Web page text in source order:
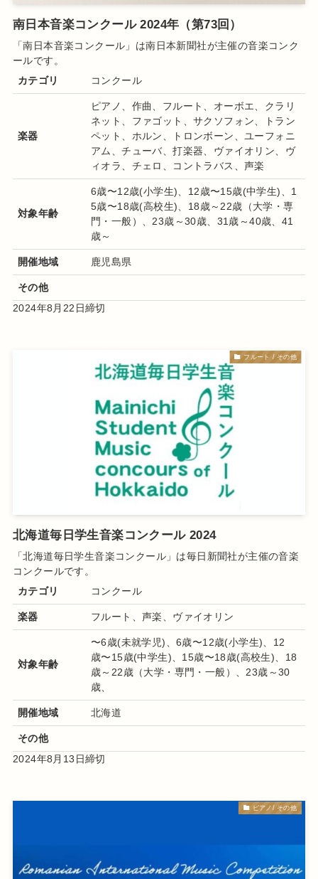
南日本音楽コンクール 2024年（第73回）
「南日本音楽コンクール 」は南日本新聞社が主催の音楽コンク
ールです。
カテゴリ
コンクール
楽器
ピアノ、作曲、フルート、オーボエ、クラリ
ネット、ファゴット、サクソフォン、
トラン
ペット、ホルン、トロンボーン、ユーフォニ
アム、チューバ、打楽器、ヴァイオリン、ヴ
ィオラ、チェロ、コントラバス、声楽
対象年齢
6歳〜12歳(小学生)、12歳〜15歳(中学生)、1
5歳〜18歳(高校生)、18歳～22歳（大学・専
門・一般）、23歳～30歳、31歳～40歳、41
歳～
開催地域 鹿児島県
その他
2024年8月22日締切
フルート / その他
北海道毎日学生音楽コンクール 2024
「北海道毎日学生音楽コンクール」は毎日新聞社が主催の音楽
コンクールです。
カテゴリ
コンクール
楽器 フルート、声楽、ヴァイオリン
対象年齢
〜6歳(未就学児)、6歳〜12歳(小学生)、12
歳〜15歳(中学生)、15歳〜18歳(高校生)、18
歳～22歳（大学・専門・一般）、23歳～30
歳、
開催地域 北海道
その他
2024年8月13日締切
ピアノ/ その他